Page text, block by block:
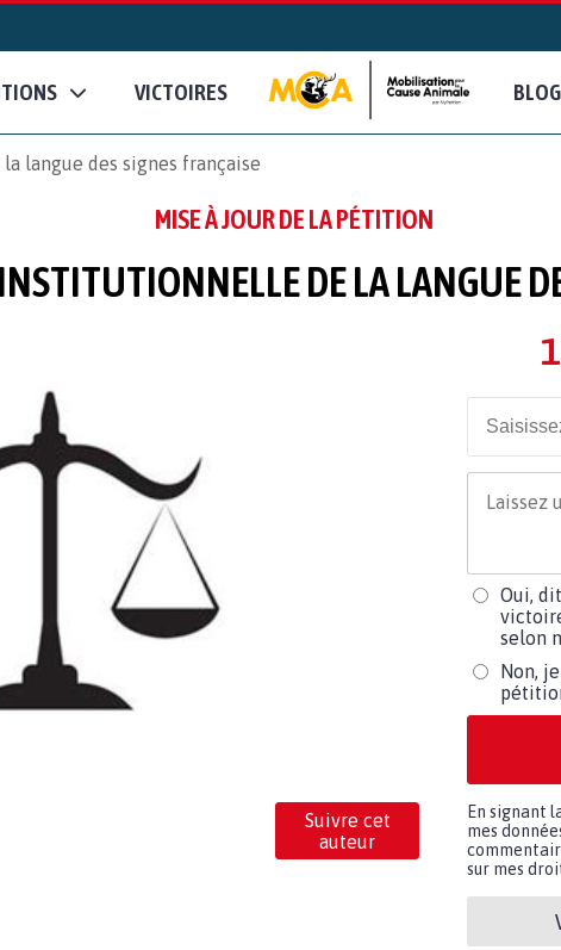
VICTOIRES BLOG
langue des signes française
MISE À JOUR DE LA PÉTITION
DE LA LANGUE
Suivre cet
auteur
Oui,
selon
Non,
En signant
mes
sur mes